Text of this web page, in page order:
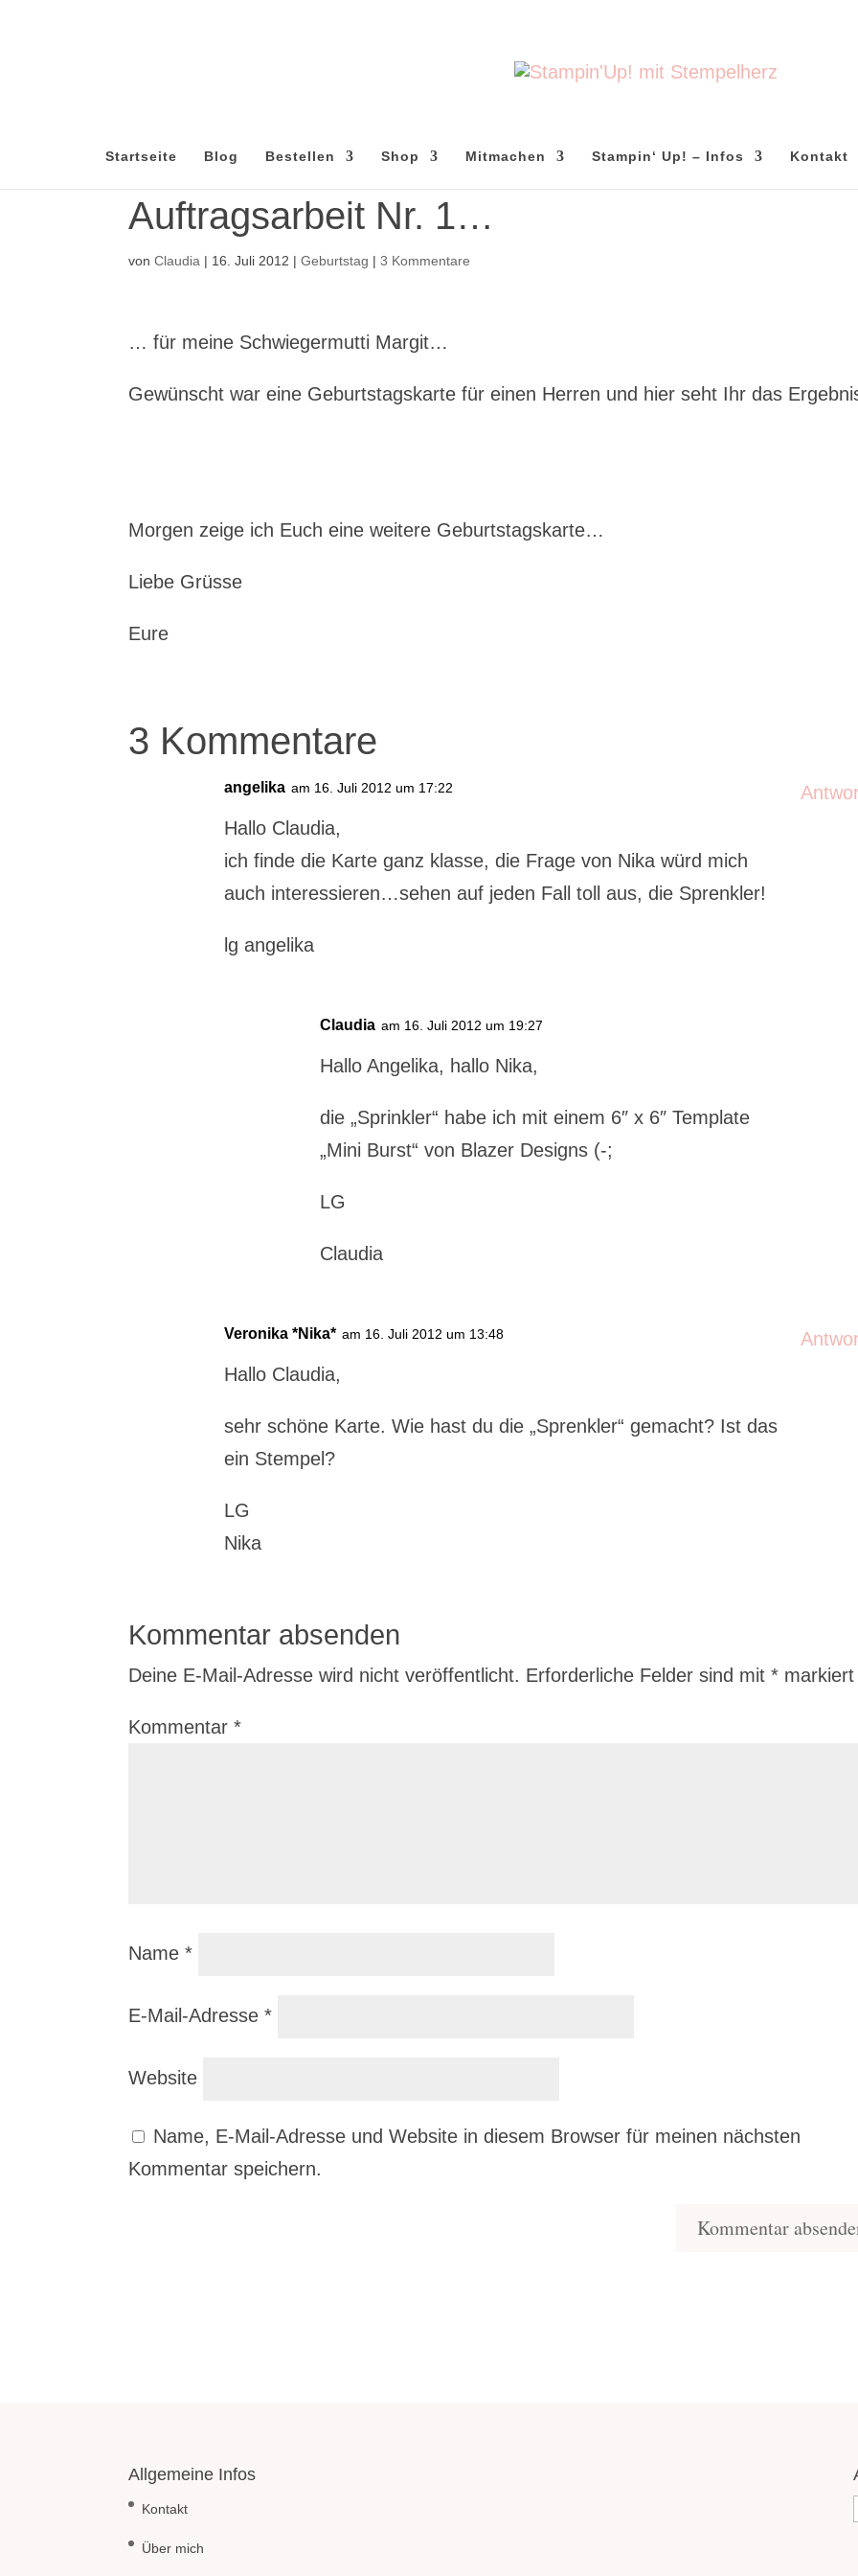
Startseite Blog Bestellen Shop Mitmachen Stampin‘ Up! – Infos Kontakt
Auftragsarbeit Nr. 1…
vonClaudia | 16. Juli 2012 |Geburtstag |3 Kommentare
… für meine Schwiegermutti Margit…
Gewünscht war eine Geburtstagskarte für einen Herren und hier seht Ihr das
Morgen zeige ich Euch eine weitere Geburtstagskarte…
Liebe Grüsse
Eure
3 Kommentare
angelika am 16. Juli 2012 um 17:22
Hallo Claudia,
ich finde die Karte ganz klasse, die Frage von Nika würd mich
auch interessieren…sehen auf jeden Fall toll aus, die Sprenkler!
lg angelika
Claudia am 16. Juli 2012 um 19:27
Hallo Angelika, hallo Nika,
die „Sprinkler“ habe ich mit einem 6″ x 6″ Template
„Mini Burst“ von Blazer Designs (-;
LG
Claudia
Veronika *Nika* am 16. Juli 2012 um 13:48
Hallo Claudia,
sehr schöne Karte. Wie hast du die „Sprenkler“ gemacht? Ist das
ein Stempel?
LG
Nika
Kommentar absenden
Deine E-Mail-Adresse wird nicht veröffentlicht. Erforderliche Felder sind mit* markiert
Kommentar*
Name*
E-Mail-Adresse*
Website
Name, E-Mail-Adresse und Website in diesem Browser für meinen nächsten
Kommentar speichern.
Allgemeine Infos
Kontakt
Über mich